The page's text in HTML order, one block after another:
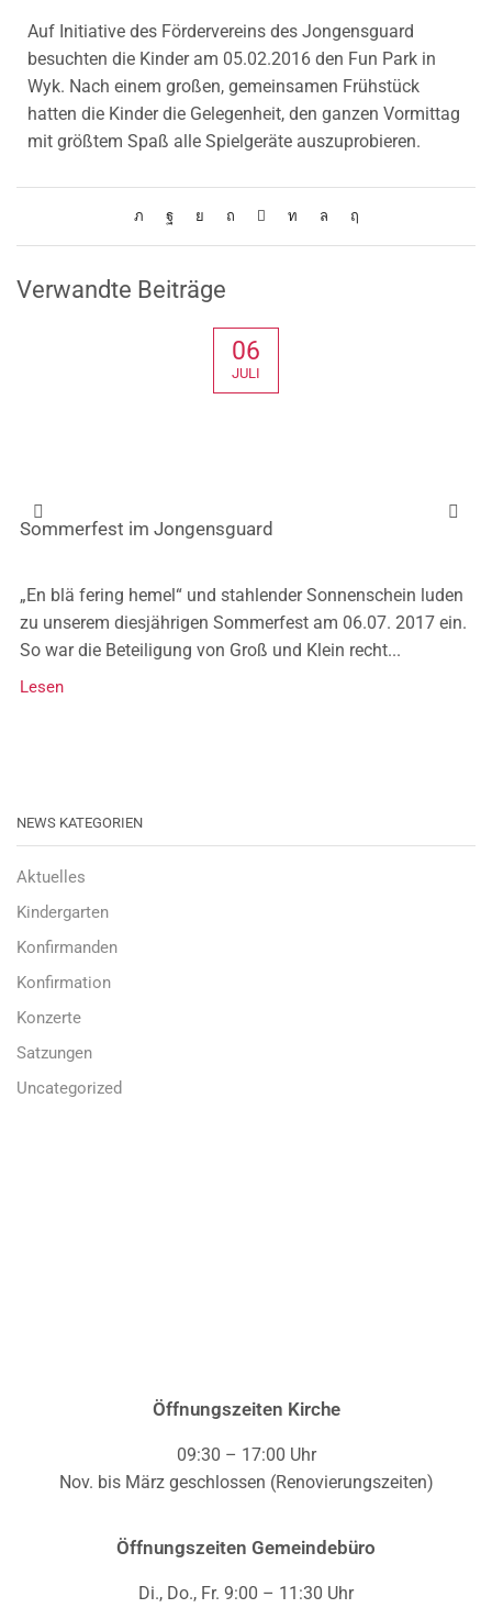
Auf Initiative des Fördervereins des Jongensguard
besuchten die Kinder am 05.02.2016 den Fun Park in
Wyk. Nach einem großen, gemeinsamen Frühstück
hatten die Kinder die Gelegenheit, den ganzen Vormittag
mit größtem Spaß alle Spielgeräte auszuprobieren.
Verwandte Beiträge
06
JULI
Sommerfest im Jongensguard
„En blä fering hemel“ und stahlender Sonnenschein luden
zu unserem diesjährigen Sommerfest am 06.07. 2017 ein.
So war die Beteiligung von Groß und Klein recht...
Lesen
NEWS KATEGORIEN
Aktuelles
Kindergarten
Konfirmanden
Konfirmation
Konzerte
Satzungen
Uncategorized
Öffnungszeiten Kirche
09:30 – 17:00 Uhr
Nov. bis März geschlossen (Renovierungszeiten)
Öffnungszeiten Gemeindebüro
Di., Do., Fr. 9:00 – 11:30 Uhr